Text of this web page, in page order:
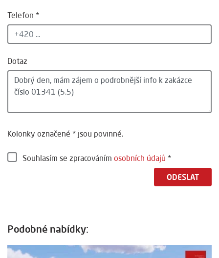
Telefon *
Dotaz
Kolonky označené * jsou povinné.
Souhlasím se zpracovánímosobních údajů *
ODESLAT
Podobné nabídky: